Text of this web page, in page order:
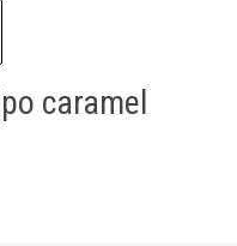
caramel